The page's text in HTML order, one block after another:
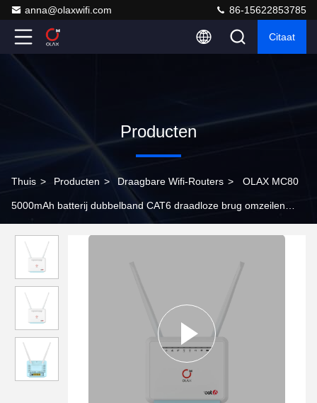
anna@olaxwifi.com 86-15622853785
Citaat
Producten
Thuis > Producten > Draagbare Wifi-Routers > OLAX MC80
5000mAh batterij dubbelband CAT6 draadloze brug omzeilen